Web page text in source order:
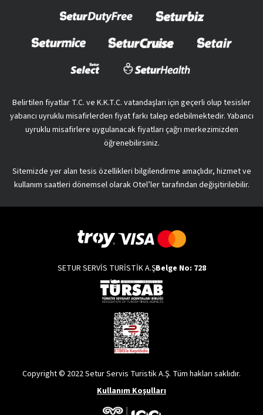
Belirtilen fiyatlar T.C. ve K.K.T.C. vatandaşları için geçerli olup tesisler
yabancı uyruklu misafirlerden fiyat farkı talep edebilmektedir. Yabancı
uyruklu misafirlere uygulanacak fiyatları çağrı merkezimizden
öğrenebilirsiniz.
Sitemizde yer alan tesis özellikleri bilgilendirme amaçlıdır, hizmet ve
kullanım saatleri dönemsel olarak Otel’ler tarafından değişitirilebilir.
SETUR SERVİS TURİSTİK A.ŞBelge No: 728
Copyright © 2022 Setur Servis Turistik A.Ş. Tüm hakları saklıdır.
Kullanım Koşulları